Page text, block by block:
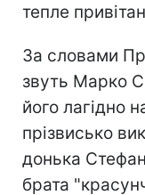
тепле
За словами
звуть Марко
його лагідно
прізвисько
донька
брата